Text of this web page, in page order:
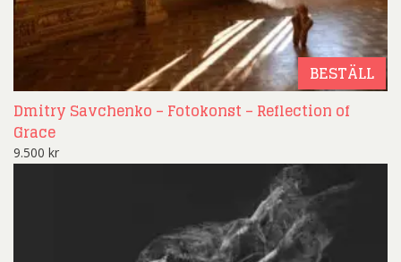
BESTÄLL
Dmitry Savchenko – Fotokonst – Reflection of
Grace
9.500 kr